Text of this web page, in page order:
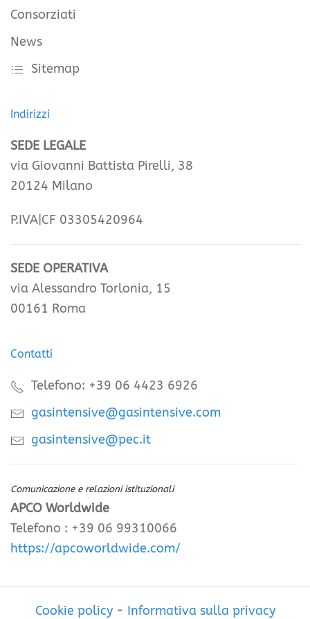
Consorziati
News
Sitemap
Indirizzi
SEDE LEGALE
via Giovanni Battista Pirelli, 38
20124 Milano
P.IVA|CF 03305420964
SEDE OPERATIVA
via Alessandro Torlonia, 15
00161 Roma
Contatti
Telefono: +39 06 4423 6926
gasintensive@gasintensive.com
gasintensive@pec.it
Comunicazione e relazioni istituzionali
APCO Worldwide
Telefono : +39 06 99310066
https://apcoworldwide.com/
Cookie policy- Informativa sulla privacy